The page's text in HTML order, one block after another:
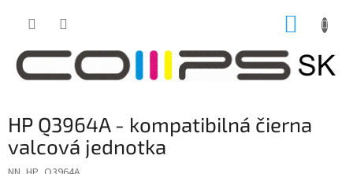
HP Q3964A - kompatibilná čierna
valcová jednotka